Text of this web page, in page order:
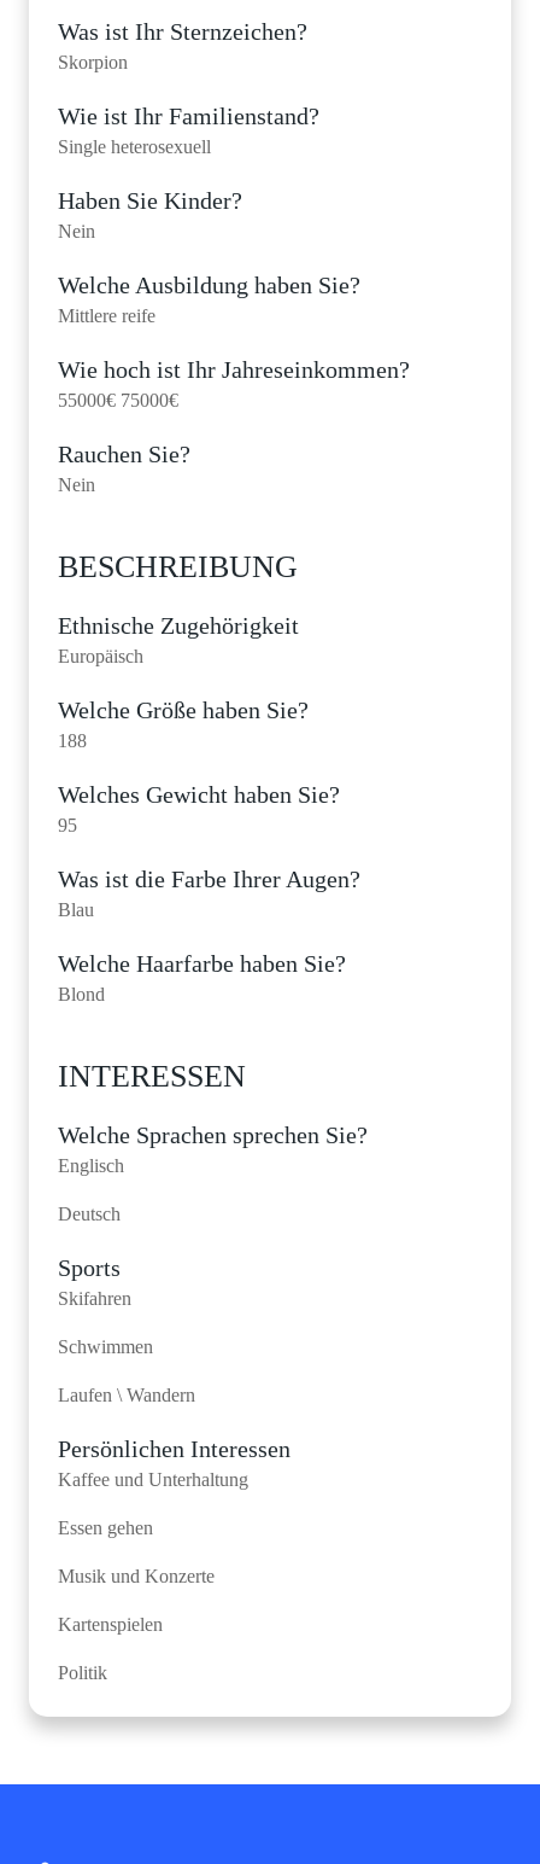
Was ist Ihr Sternzeichen?
Skorpion
Wie ist Ihr Familienstand?
Single heterosexuell
Haben Sie Kinder?
Nein
Welche Ausbildung haben Sie?
Mittlere reife
Wie hoch ist Ihr Jahreseinkommen?
55000€ 75000€
Rauchen Sie?
Nein
BESCHREIBUNG
Ethnische Zugehörigkeit
Europäisch
Welche Größe haben Sie?
188
Welches Gewicht haben Sie?
95
Was ist die Farbe Ihrer Augen?
Blau
Welche Haarfarbe haben Sie?
Blond
INTERESSEN
Welche Sprachen sprechen Sie?
Englisch
Deutsch
Sports
Skifahren
Schwimmen
Laufen \ Wandern
Persönlichen Interessen
Kaffee und Unterhaltung
Essen gehen
Musik und Konzerte
Kartenspielen
Politik